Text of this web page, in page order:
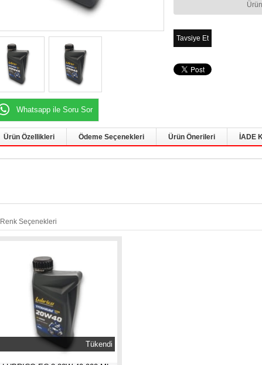
Whatsapp ile Soru Sor
Tavsiye Et
Ürün Özellikleri Ödeme Seçenekleri Ürün Önerileri İADE
Renk Seçenekleri
Tükendi